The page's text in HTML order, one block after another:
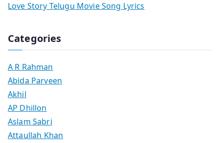
Love Story Telugu Movie Song Lyrics
Categories
A R Rahman
Abida Parveen
Akhil
AP Dhillon
Aslam Sabri
Attaullah Khan